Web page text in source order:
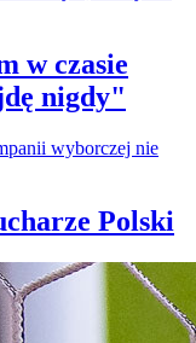
w czasie
nigdy"
Polski